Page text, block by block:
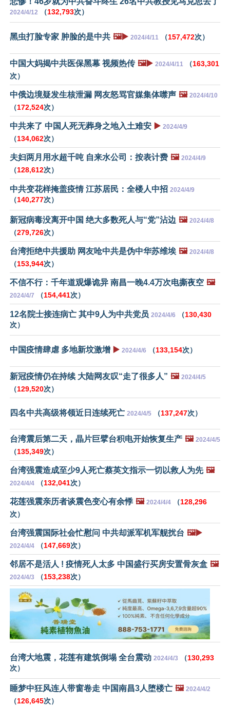
2024/4/12 （132,793次）
黑虫打脸专家 肿脸的是中共 🖼️▶️ 2024/4/11 （157,472次）
中国大妈揭中共医保黑幕 视频热传 🖼️▶️ 2024/4/11 （163,301
次）
中俄边境疑发生核泄漏 网友怒骂官媒集体噤声 🖼️ 2024/4/10
（172,524次）
中共来了 中国人死无葬身之地入土难安 ▶️ 2024/4/9
（134,062次）
夫妇两月用水超千吨 自来水公司：按表计费 🖼️ 2024/4/9
（128,612次）
中共变花样掩盖疫情 江苏居民：全楼人中招 2024/4/9
（140,277次）
新冠病毒没离开中国 绝大多数死人与“党”沾边 🖼️ 2024/4/8
（279,726次）
台湾拒绝中共援助 网友呛中共是伪中华苏维埃 🖼️ 2024/4/8
（153,944次）
不信不行：千年道观爆诡异 南昌一晚4.4万次电撕夜空 🖼️
2024/4/7 （154,441次）
12名院士接连病亡 其中9人为中共党员 2024/4/6 （130,430
次）
中国疫情肆虐 多地新坟激增 ▶️ 2024/4/6 （133,154次）
新冠疫情仍在持续 大陆网友叹“走了很多人” 🖼️ 2024/4/5
（129,520次）
四名中共高级将领近日连续死亡 2024/4/5 （137,247次）
台湾震后第二天，晶片巨擘台积电开始恢复生产 🖼️ 2024/4/5
（135,349次）
台湾强震造成至少9人死亡蔡英文指示一切以救人为先 🖼️
2024/4/4 （132,041次）
花莲强震亲历者谈震色变心有余悸 🖼️ 2024/4/4 （128,296
次）
台湾强震国际社会忙慰问 中共却派军机军舰扰台 🖼️▶️
2024/4/4 （147,669次）
邻居不是活人 ! 疫情死人太多 中国盛行买房安置骨灰盒 🖼️
2024/4/3 （153,238次）
台湾大地震，花莲有建筑倒塌 全台震动 2024/4/3 （130,293
次）
睡梦中狂风连人带窗卷走 中国南昌3人堕楼亡 🖼️ 2024/4/2
（126,645次）